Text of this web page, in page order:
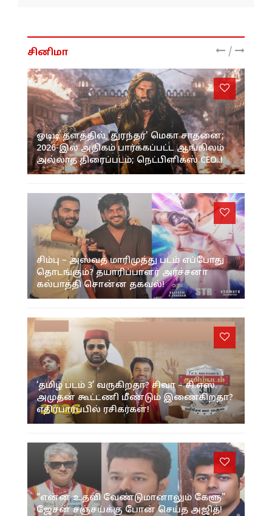
சினிமா /
ஓடிடி தளத்தில் 'துரந்தர்' மெகா சாதனை;
2026-இல் அதிகம் பார்க்கப்பட்ட ஆங்கிலம்
அல்லாத திரைப்படம்; நெட்பிளிக்ஸ் CEO..!
சிம்பு – அஸ்வத் மாரிமுத்து படம் எப்போது
தொடங்கும்? தயாரிப்பாளர் அர்ச்சனா
கல்பாத்தி சொன்ன தகவல்!
‘தமிழ் படம் 3’ வருகிறதா? சிவா – சி.எஸ்.
அமுதன் கூட்டணி மீண்டும் இணைகிறதா?
எதிர்பார்ப்பில் ரசிகர்கள்!
“என்ன உதவி வேண்டுமானாலும் கேளு”
ஜேசன் சஞ்சய்க்கு போன் செய்த அஜித்!